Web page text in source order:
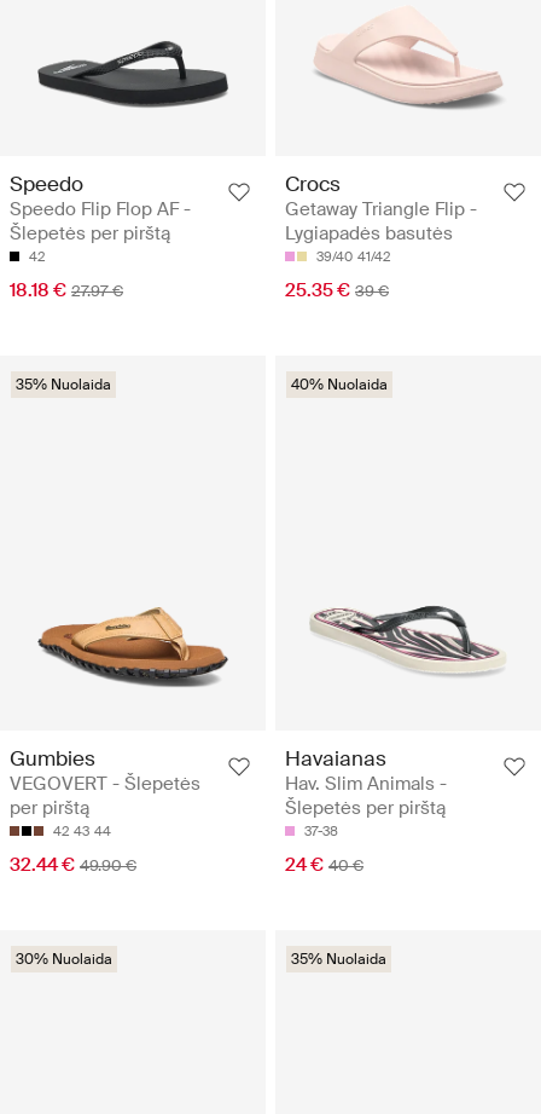
Speedo
Speedo Flip Flop AF -
Šlepetės per pirštą
42
18.18 € 27.97 €
Crocs
Getaway Triangle Flip -
Lygiapadės basutės
39/40 41/42
25.35 € 39 €
35% Nuolaida
Gumbies
VEGOVERT - Šlepetės
per pirštą
42 43 44
32.44 € 49.90 €
40% Nuolaida
Havaianas
Hav. Slim Animals -
Šlepetės per pirštą
37-38
24 € 40 €
30% Nuolaida 35% Nuolaida